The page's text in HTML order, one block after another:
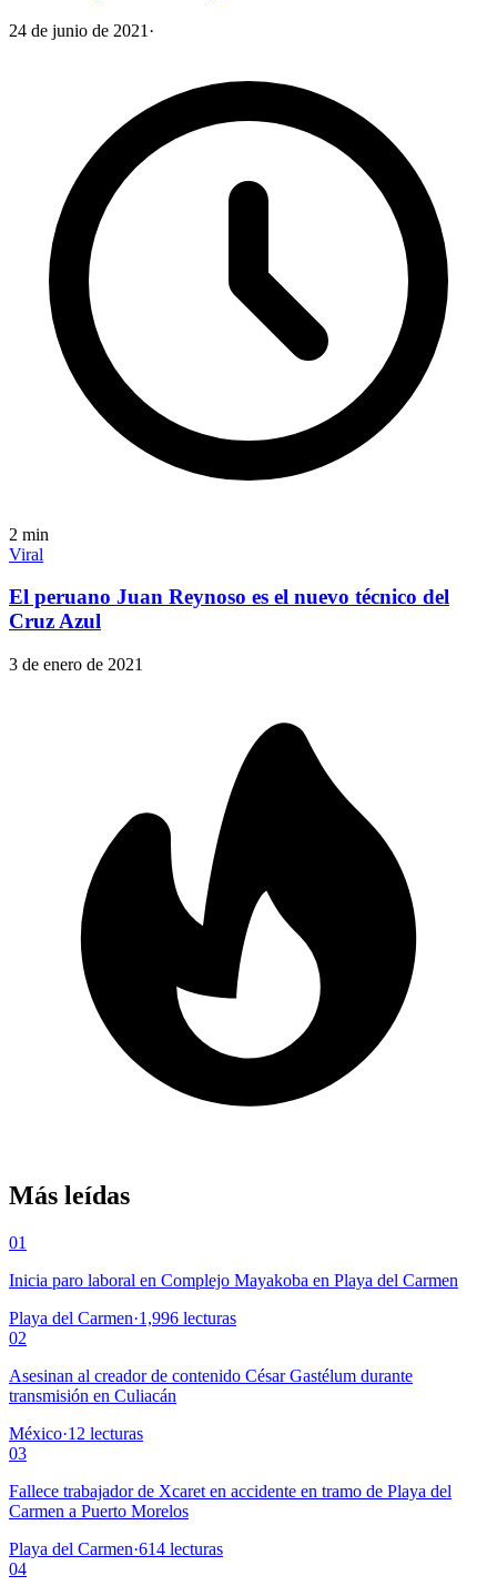
24 de junio de 2021 ·
2 min
Viral
El peruano Juan Reynoso es el nuevo técnico del
Cruz Azul
3 de enero de 2021
Más leídas
01
Inicia paro laboral en Complejo Mayakoba en Playa del Carmen
Playa del Carmen·1,996 lecturas
02
Asesinan al creador de contenido César Gastélum durante
transmisión en Culiacán
México·12 lecturas
03
Fallece trabajador de Xcaret en accidente en tramo de Playa del
Carmen a Puerto Morelos
Playa del Carmen·614 lecturas
04